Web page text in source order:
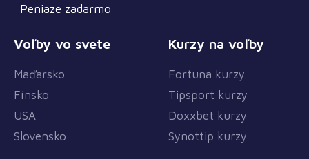
Peniaze zadarmo
Voľby vo svete
Maďarsko
Fínsko
USA
Slovensko
Kurzy na voľby
Fortuna kurzy
Tipsport kurzy
Doxxbet kurzy
Synottip kurzy